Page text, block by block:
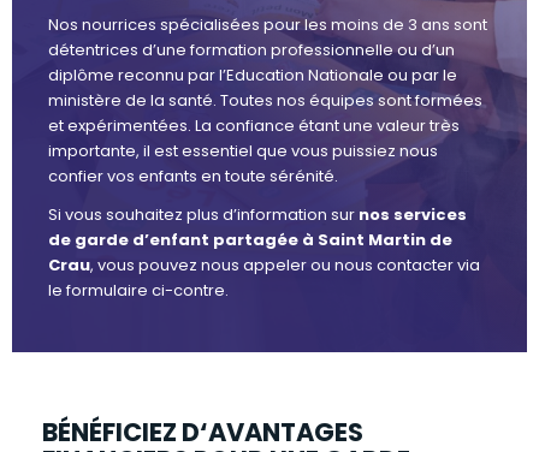
Nos nourrices spécialisées pour les moins de 3 ans sont
détentrices d’une formation professionnelle ou d’un
diplôme reconnu par l’Education Nationale ou par le
ministère de la santé. Toutes nos équipes sont formées
et expérimentées. La confiance étant une valeur très
importante, il est essentiel que vous puissiez nous
confier vos enfants en toute sérénité.
Si vous souhaitez plus d’information sur nos services
de garde d’enfant partagée à Saint Martin de
Crau, vous pouvez nous appeler ou nous contacter via
le formulaire ci-contre.
BÉNÉFICIEZ D‘AVANTAGES